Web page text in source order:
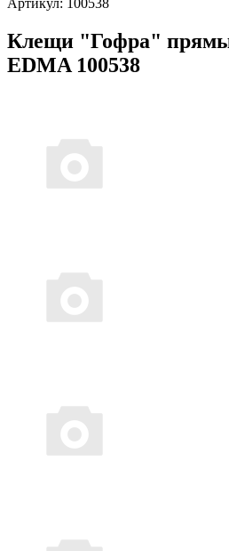
Артикул: 100538
Клещи "Гофра"
EDMA 100538